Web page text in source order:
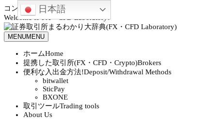
コンテンツへスキップ
Welcome to FX・CFD Laboratory!
MENUMENU
ホームHome
提携した取引所(FX・CFD・Crypto)Brokers
便利な入出金方法!Deposit/Withdrawal Methods
bitwallet
SticPay
BXONE
取引ツールTrading tools
About Us
日本語